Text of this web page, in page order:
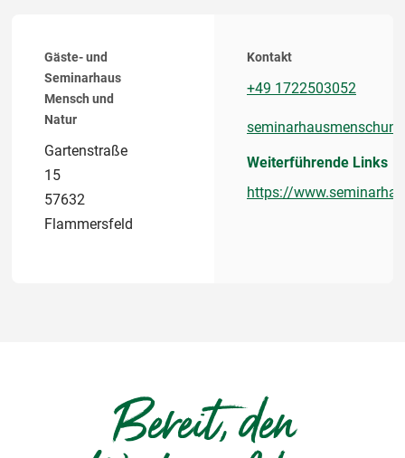
Gäste- und
Seminarhaus
Mensch und
Natur
Gartenstraße
15
57632
Flammersfeld
Kontakt
+49 1722503052
Weiterführende Links
https://
Bereit, den